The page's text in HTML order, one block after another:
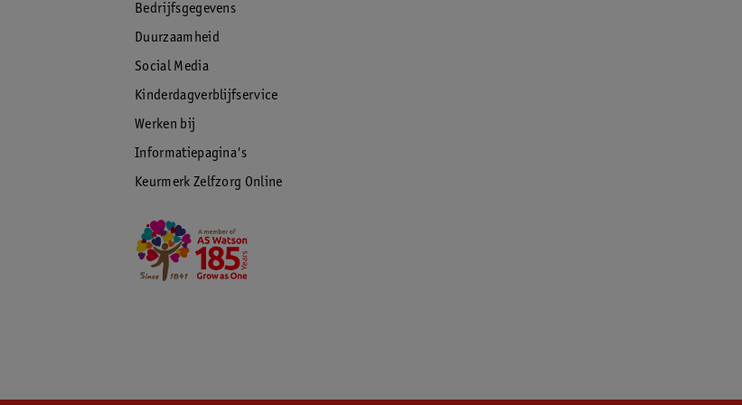
Bedrijfsgegevens
Duurzaamheid
Social Media
Kinderdagverblijfservice
Werken bij
Informatiepagina's
Keurmerk Zelfzorg Online